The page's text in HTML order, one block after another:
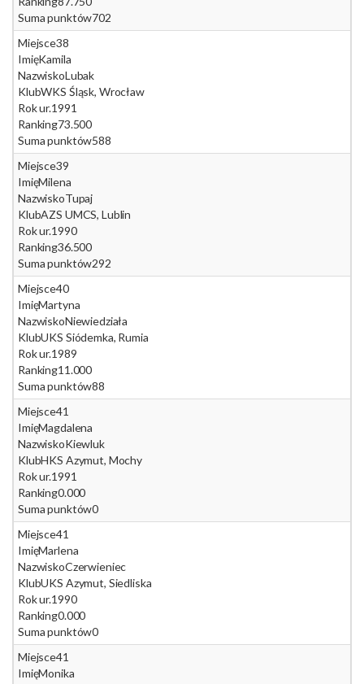
Suma punktów702
Miejsce38
ImięKamila
NazwiskoLubak
KlubWKS Śląsk, Wrocław
Rok ur.1991
Ranking73.500
Suma punktów588
Miejsce39
ImięMilena
NazwiskoTupaj
KlubAZS UMCS, Lublin
Rok ur.1990
Ranking36.500
Suma punktów292
Miejsce40
ImięMartyna
NazwiskoNiewiedziała
KlubUKS Siódemka, Rumia
Rok ur.1989
Ranking11.000
Suma punktów88
Miejsce41
ImięMagdalena
NazwiskoKiewluk
KlubHKS Azymut, Mochy
Rok ur.1991
Ranking0.000
Suma punktów0
Miejsce41
ImięMarlena
NazwiskoCzerwieniec
KlubUKS Azymut, Siedliska
Rok ur.1990
Ranking0.000
Suma punktów0
Miejsce41
ImięMonika